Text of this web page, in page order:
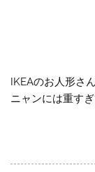
IKEAのお人形さ
ニャンには重す